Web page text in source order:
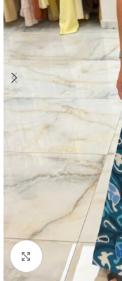
Click to enlarge